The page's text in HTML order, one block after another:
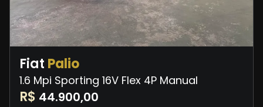
Fiat Palio
1.6 Mpi Sporting 16V Flex 4P Manual
R$ 44.900,00